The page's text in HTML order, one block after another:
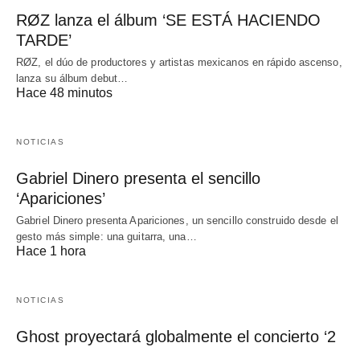
RØZ lanza el álbum ‘SE ESTÁ HACIENDO
TARDE’
RØZ, el dúo de productores y artistas mexicanos en rápido ascenso,
lanza su álbum debut…
Hace 48 minutos
NOTICIAS
Gabriel Dinero presenta el sencillo
‘Apariciones’
Gabriel Dinero presenta Apariciones, un sencillo construido desde el
gesto más simple: una guitarra, una…
Hace 1 hora
NOTICIAS
Ghost proyectará globalmente el concierto ‘2